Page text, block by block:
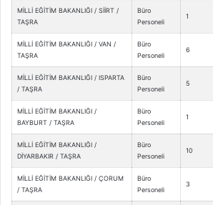
MİLLİ EĞİTİM BAKANLIĞI / SİİRT /
TAŞRA
Büro
Personeli
1
MİLLİ EĞİTİM BAKANLIĞI / VAN /
TAŞRA
Büro
Personeli
6
MİLLİ EĞİTİM BAKANLIĞI / ISPARTA
/ TAŞRA
Büro
Personeli
5
MİLLİ EĞİTİM BAKANLIĞI /
BAYBURT / TAŞRA
Büro
Personeli
1
MİLLİ EĞİTİM BAKANLIĞI /
DİYARBAKIR / TAŞRA
Büro
Personeli
10
MİLLİ EĞİTİM BAKANLIĞI / ÇORUM
/ TAŞRA
Büro
Personeli
3